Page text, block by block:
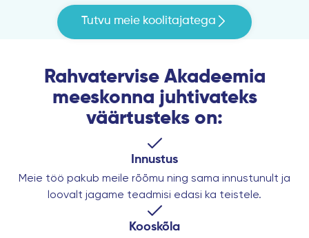
Tutvu meie koolitajatega
Rahvatervise Akadeemia
meeskonna juhtivateks
väärtusteks on:
Innustus
Meie töö pakub meile rõõmu ning sama innustunult ja
loovalt jagame teadmisi edasi ka teistele.
Kooskõla